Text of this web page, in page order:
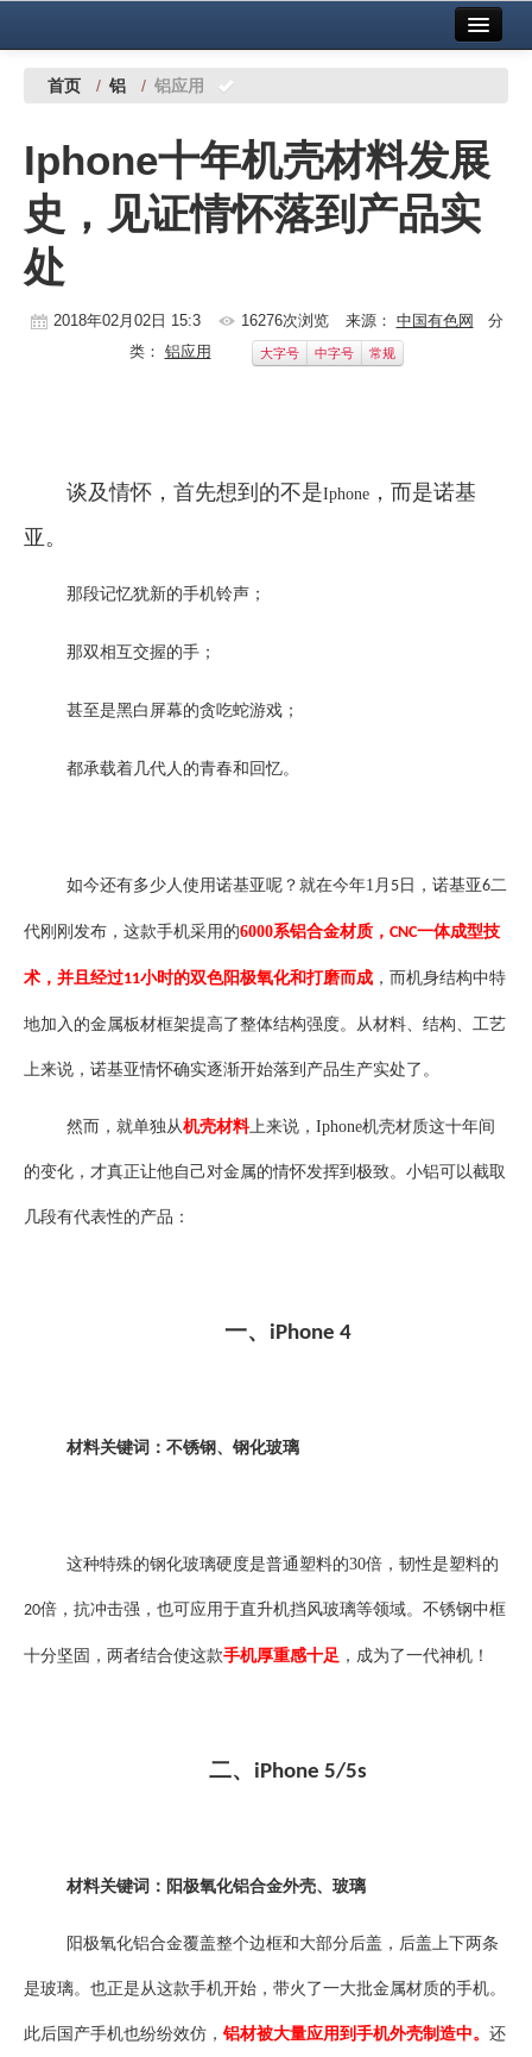
中国有色金属报社主办 广告服务
铜镍铅锌
铝
稀有稀土
有色市场
行情报价
数字报
首页 / 铝 / 铝应用
Iphone十年机壳材料发展
史，见证情怀落到产品实
处
2018年02月02日 15:3 16276次浏览 来源： 中国有色网 分
类： 铝应用 大字号 中字号 常规
谈及情怀，首先想到的不是Iphone ，而是诺基
亚。
那段记忆犹新的手机铃声；
那双相互交握的手；
甚至是黑白屏幕的贪吃蛇游戏；
都承载着几代人的青春和回忆。
如今还有多少人使用诺基亚呢？就在今年1 月 5日，诺基亚6二
代刚刚发布，这款手机采用的6000系铝合金材质， CNC一体成型技
术，并且经过11小时的双色阳极氧化和打磨而成 ，而机身结构中特
地加入的金属板材框架提高了整体结构强度。从材料、结构、工艺
上来说，诺基亚情怀确实逐渐开始落到产品生产实处了。
然而，就单独从机壳材料上来说， Iphone机壳材质这十年间
的变化，才真正让他自己对金属的情怀发挥到极致。小铝可以截取
几段有代表性的产品：
一、 iPhone 4
材料关键词：不锈钢、钢化玻璃
这种特殊的钢化玻璃硬度是普通塑料的30倍，韧性是塑料的
20倍，抗冲击强，也可应用于直升机挡风玻璃等领域。不锈钢中框
十分坚固，两者结合使这款手机厚重感十足 ，成为了一代神机！
二、 iPhone 5/5s
材料关键词：阳极氧化铝合金外壳、玻璃
阳极氧化铝合金覆盖整个边框和大部分后盖，后盖上下两条
是玻璃。也正是从这款手机开始，带火了一大批金属材质的手机。
此后国产手机也纷纷效仿， 铝材被大量应用到手机外壳制造中。 还